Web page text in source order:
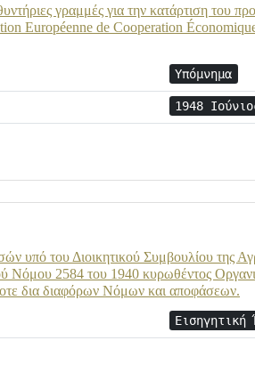
γραμμές για την κατάρτιση του
Européenne de Cooperation
Υπόμνημα
1948
υπό του Διοικητικού Συμβουλίου της
Νόμου 2584 του 1940 κυρωθέντος
δια διαφόρων Νόμων και αποφάσεων.
Εισηγητική